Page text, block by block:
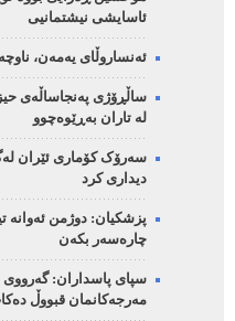
ئاسایشی نیشتمانیی
ئەنساروڵای یەمەن،
ساڵڕۆژی پەنجاساڵەی
لە تاران بەڕێوەچوو
سەرۆک کۆماری ئێران
دیداری کرد
پزشکیان: دوژمن ئەوانە
چارەسەر بکەن
سپای پاسداران: گەرووی
مەرجەکانمان قبووڵ